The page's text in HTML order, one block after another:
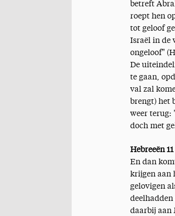
betreft
roept hen
tot geloof
Israël in de
ongeloof"
De
te gaan,
val zal
brengt) het
weer terug:
doch met
Hebreeën 11
En dan
krijgen aan
gelovigen
daarbij aan